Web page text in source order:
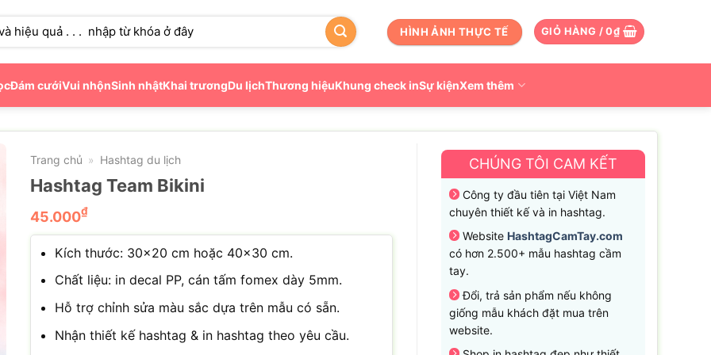
HÌNH ẢNH THỰC TẾ GIỎ HÀNG /0₫
Đám cướiVui nhộnSinh nhậtKhai trươngDu lịchThương hiệuKhung check inSự kiệnXem thêm
Trang chủ » Hashtag du lịch
Hashtag Team Bikini
45.000₫
Kích thước: 30×20 cm hoặc 40×30 cm.
Chất liệu: in decal PP, cán tấm fomex dày 5mm.
Hỗ trợ chỉnh sửa màu sắc dựa trên mẫu có sẵn.
Nhận thiết kế hashtag & in hashtag theo yêu cầu.
CHÚNG TÔI CAM KẾT
Công ty đầu tiên tại Việt Nam
chuyên thiết kế và in hashtag.
Website HashtagCamTay.com
có hơn 2.500+ mẫu hashtag cầm
tay.
Đổi, trả sản phẩm nếu không
giống mẫu khách đặt mua trên
website.